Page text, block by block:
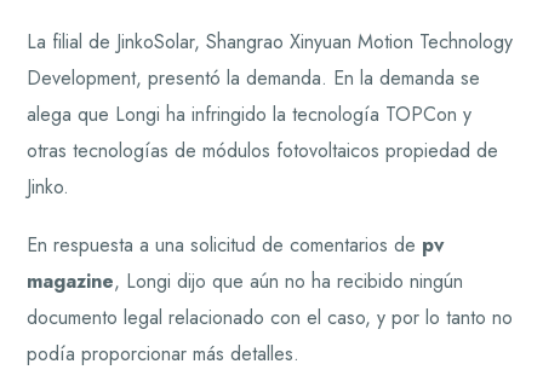
La filial de JinkoSolar, Shangrao Xinyuan Motion Technology
Development, presentó la demanda. En la demanda se
alega que Longi ha infringido la tecnología TOPCon y
otras tecnologías de módulos fotovoltaicos propiedad de
Jinko.
En respuesta a una solicitud de comentarios de pv
magazine, Longi dijo que aún no ha recibido ningún
documento legal relacionado con el caso, y por lo tanto no
podía proporcionar más detalles.